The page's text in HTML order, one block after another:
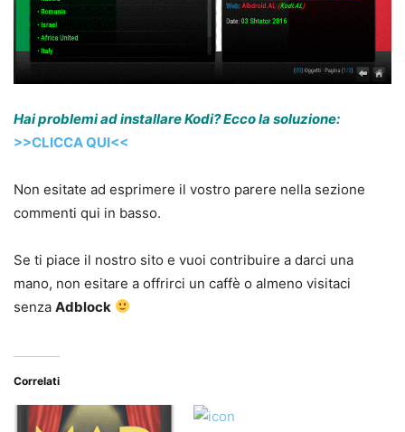
Hai problemi ad installare Kodi? Ecco la soluzione:
>>CLICCA QUI<<
Non esitate ad esprimere il vostro parere nella sezione
commenti qui in basso.
Se ti piace il nostro sito e vuoi contribuire a darci una
mano, non esitare a offrirci un caffè o almeno visitaci
senza Adblock
Correlati